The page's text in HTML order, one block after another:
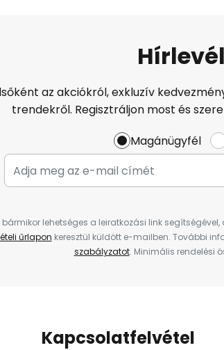
Hírlevél
az akciókról, exkluzív
trendekről. Regisztráljon most és
Magánügyfél
bármikor lehetséges a leiratkozási link
űrlapon keresztül küldött e-mailben. További
szabályzatot. Minimális rendelési
Kapcsolatfelvétel